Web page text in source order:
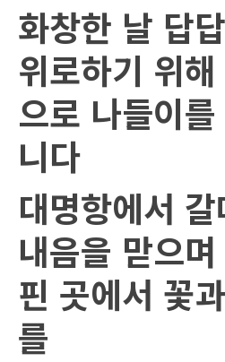
화창한 날 답
위로하기 위
으로 나들이
니다
대명항에서
내음을 맏으
핀 곳에서 꽃
를